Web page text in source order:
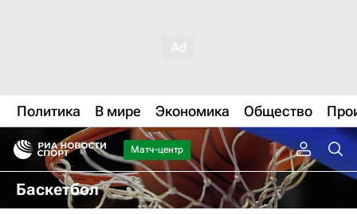
Политика В мире Экономика Общество
Матч-центр
Баскетбол